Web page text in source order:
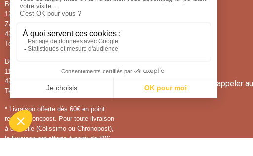
BOUTIQUE DE LA CHOCOLATERIE
1220, route de Bayard
ZA de Châteaubon
42580 La Tour-en-Jarez
Tel : 04 77 91 15 30
BOUTIQUE DE SAINT-ETIENNE
11, place du peuple
42000 Saint-Etienne
Tel : 04 77 32 53 23
* Livraison offerte dès 60€ en point
relais Chronopost. Pour toute livraison
à domicile (Colissimo ou Chronopost),
la livraison est offerte à partir de 80€.
NOS CHOCOLATS
Pour tout renseignement appeler au